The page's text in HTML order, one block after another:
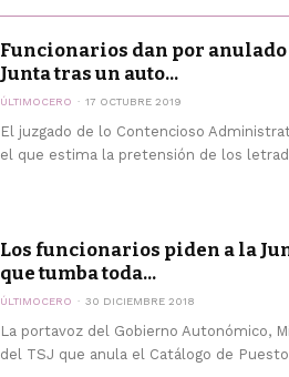
Funcionarios dan por
Junta tras un auto...
ÚLTIMOCERO 17 OCTUBRE 2019
El juzgado de lo Contencioso
el que estima la pretensión de los
Los funcionarios piden a la
que tumba toda...
ÚLTIMOCERO 30 DICIEMBRE 2018
La portavoz del Gobierno Autonómico,
del TSJ que anula el Catálogo de